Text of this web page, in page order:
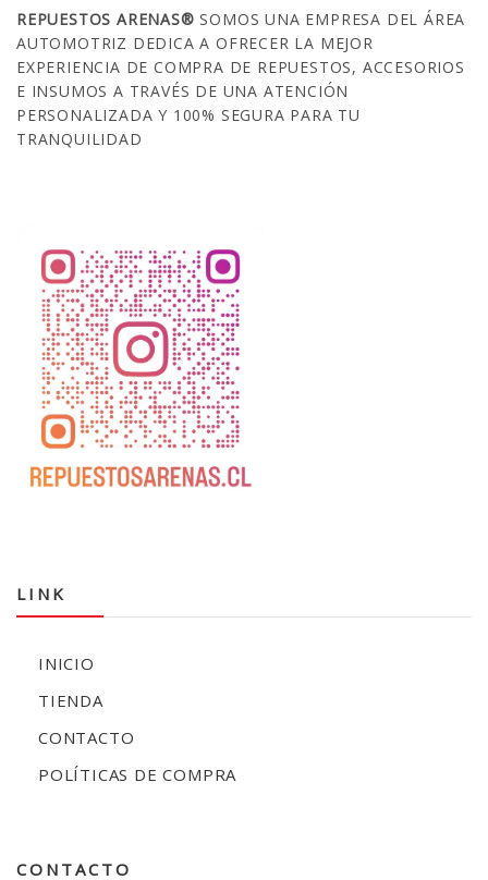
REPUESTOS ARENAS®SOMOS UNA EMPRESA DEL ÁREA
AUTOMOTRIZ DEDICA A OFRECER LA MEJOR
EXPERIENCIA DE COMPRA DE REPUESTOS, ACCESORIOS
E INSUMOS A TRAVÉS DE UNA ATENCIÓN
PERSONALIZADA Y 100% SEGURA PARA TU
TRANQUILIDAD
LINK
INICIO
TIENDA
CONTACTO
POLÍTICAS DE COMPRA
CONTACTO